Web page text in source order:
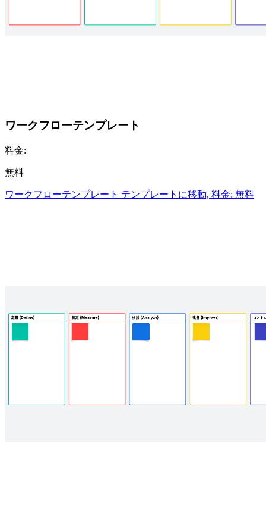
ワークフローテンプレート
料金:
無料
ワークフローテンプレート テンプレートに移動, 料金: 無料